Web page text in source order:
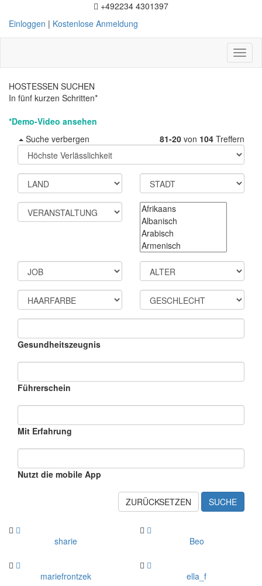
+492234 4301397
Einloggen | Kostenlose Anmeldung
HOSTESSEN SUCHEN
In fünf kurzen Schritten*
*Demo-Video ansehen
Suche verbergen
81-20 von 104 Treffern
Gesundheitszeugnis
Führerschein
Mit Erfahrung
Nutzt die mobile App
ZURÜCKSETZEN SUCHE
sharie Beo
mariefrontzek ella_f